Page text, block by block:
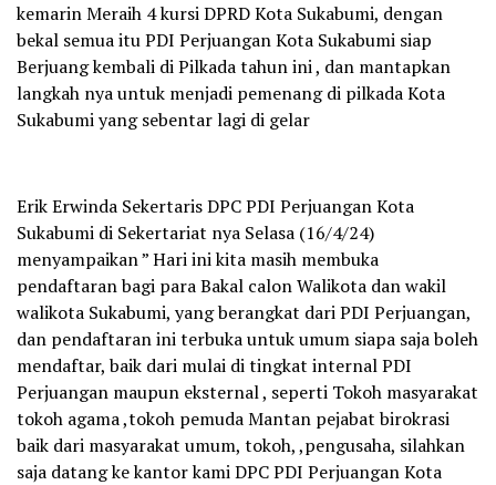
kemarin Meraih 4 kursi DPRD Kota Sukabumi, dengan
bekal semua itu PDI Perjuangan Kota Sukabumi siap
Berjuang kembali di Pilkada tahun ini , dan mantapkan
langkah nya untuk menjadi pemenang di pilkada Kota
Sukabumi yang sebentar lagi di gelar
Erik Erwinda Sekertaris DPC PDI Perjuangan Kota
Sukabumi di Sekertariat nya Selasa (16/4/24)
menyampaikan ” Hari ini kita masih membuka
pendaftaran bagi para Bakal calon Walikota dan wakil
walikota Sukabumi, yang berangkat dari PDI Perjuangan,
dan pendaftaran ini terbuka untuk umum siapa saja boleh
mendaftar, baik dari mulai di tingkat internal PDI
Perjuangan maupun eksternal , seperti Tokoh masyarakat
tokoh agama ,tokoh pemuda Mantan pejabat birokrasi
baik dari masyarakat umum, tokoh, ,pengusaha, silahkan
saja datang ke kantor kami DPC PDI Perjuangan Kota